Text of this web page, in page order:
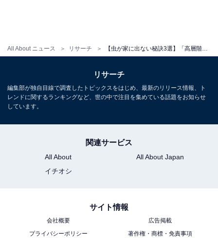
All About ニュース リサーチ
か出没しない（40代・男性）」
「高層階に住むようにしています（30代・男性）」
高層階には出づらいといううわさを聞いたことがありま
すが、実践している人も多いようです。
アース製薬さんに聞いてみた！
リサーチ
編集部が独自目線で調査したトピックスをはじめ、最新のリリース情報、ト
レンドに関するランキングなど、世の中で注目を集めている話題をお知らせ
しています。
関連サービス
All About
All About Japan
イチオシ
サイト情報
会社概要
広告掲載
プライバシーポリシー
著作権・商標・免責事項